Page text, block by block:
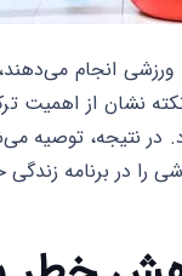
انجام
نکته نشان از
در نتیجه، توصیه
در برنامه زندگی